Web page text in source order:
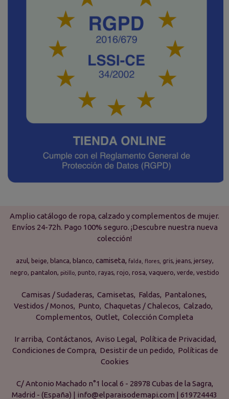
Amplio catálogo de ropa, calzado y complementos de mujer.
Envíos 24-72h. Pago 100% seguro. ¡Descubre nuestra nueva
colección!
azul beige blanca blanco camiseta falda flores gris jeans jersey
negro pantalon pitillo punto rayas rojo rosa vaquero verde vestido
Camisas / Sudaderas Camisetas Faldas
Pantalones
Vestidos / Monos
Punto Chaquetas / Chalecos Calzado
Complementos Outlet Colección Completa
Ir arriba Contáctanos Aviso Legal
Política de Privacidad
Condiciones de Compra
Desistir de un pedido
Políticas de
Cookies
C/ Antonio Machado n°1 local 6 - 28978 Cubas de la Sagra,
Madrid - (España) | info@elparaisodemapi.com | 619724443